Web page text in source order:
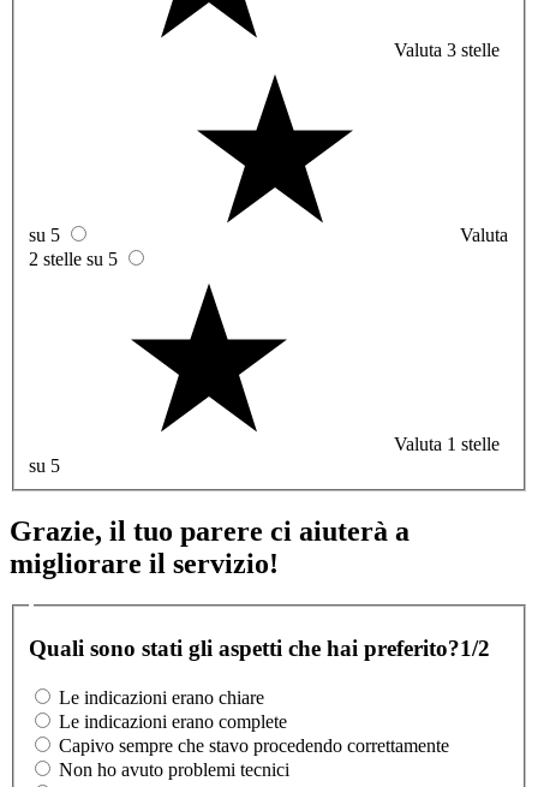
Valuta 3 stelle
su 5
Valuta
2 stelle su 5
Valuta 1 stelle
su 5
Grazie, il tuo parere ci aiuterà a
migliorare il servizio!
Quali sono stati gli aspetti che hai preferito?1/2
Le indicazioni erano chiare
Le indicazioni erano complete
Capivo sempre che stavo procedendo correttamente
Non ho avuto problemi tecnici